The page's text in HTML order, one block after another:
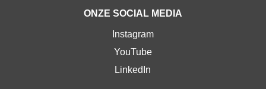
ONZE SOCIAL MEDIA
Instagram
YouTube
LinkedIn